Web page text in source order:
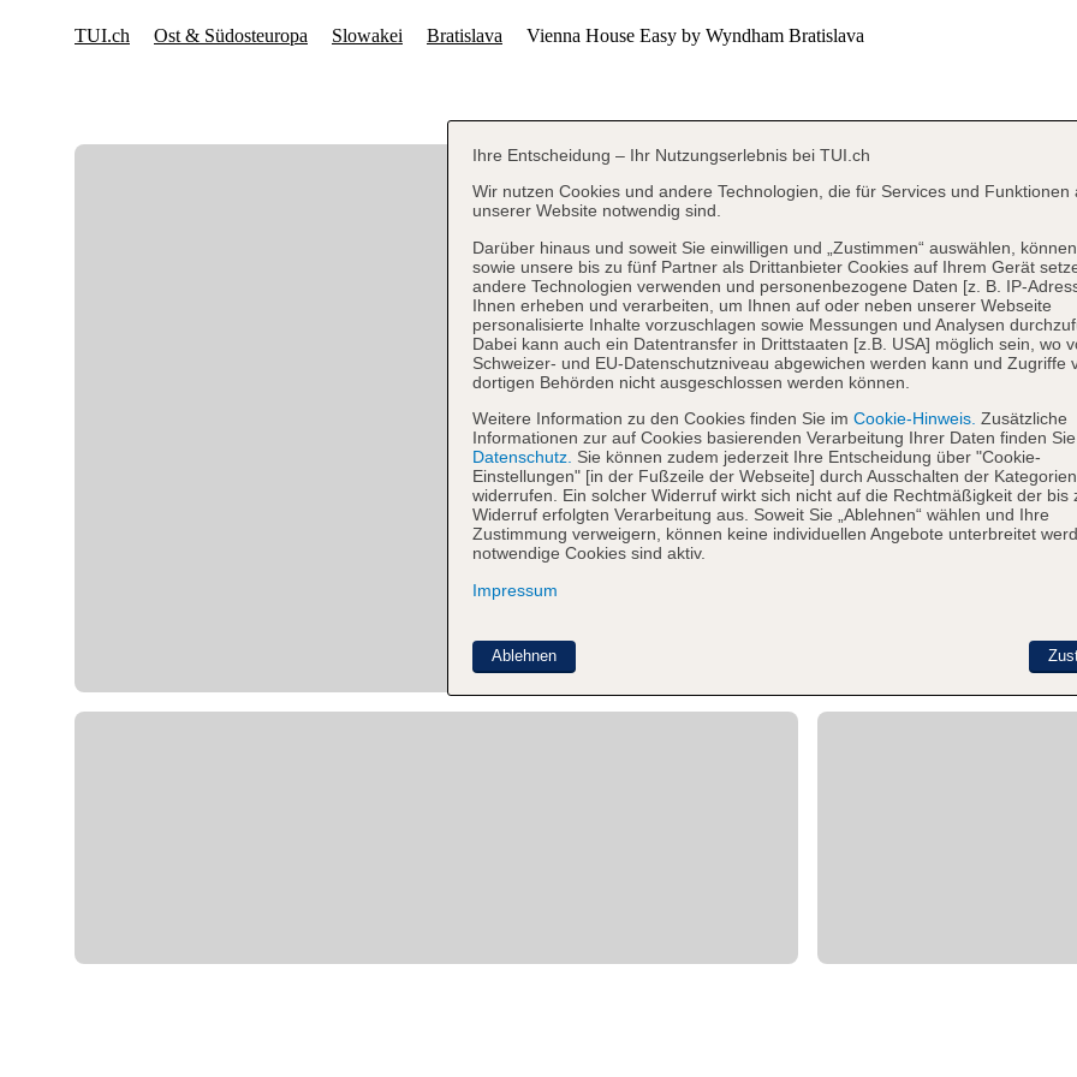
Ihre Entscheidung – Ihr Nutzungserlebnis bei TUI.ch
Wir nutzen Cookies und andere Technologien, die für Services und Funktionen
unserer Website notwendig sind.
Darüber hinaus und soweit Sie einwilligen und „Zustimmen“ auswählen,
sowie unsere bis zu fünf Partner als Drittanbieter Cookies auf Ihrem Gerät
andere Technologien verwenden und personenbezogene Daten [z. B. IP-
Ihnen erheben und verarbeiten, um Ihnen auf oder neben unserer Webseite
personalisierte Inhalte vorzuschlagen sowie Messungen und Analysen
Dabei kann auch ein Datentransfer in Drittstaaten [z.B. USA] möglich sein, wo
Schweizer- und EU-Datenschutzniveau abgewichen werden kann und Zugriffe
dortigen Behörden nicht ausgeschlossen werden können.
Weitere Information zu den Cookies finden Sie im Cookie-Hinweis. Zusätzliche
Informationen zur auf Cookies basierenden Verarbeitung Ihrer Daten finden
Datenschutz. Sie können zudem jederzeit Ihre Entscheidung über "Cookie-
Einstellungen" [in der Fußzeile der Webseite] durch Ausschalten der Kategorien
widerrufen. Ein solcher Widerruf wirkt sich nicht auf die Rechtmäßigkeit der bis
Widerruf erfolgten Verarbeitung aus. Soweit Sie „Ablehnen“ wählen und Ihre
Zustimmung verweigern, können keine individuellen Angebote unterbreitet
notwendige Cookies sind aktiv.
Impressum
Ablehnen